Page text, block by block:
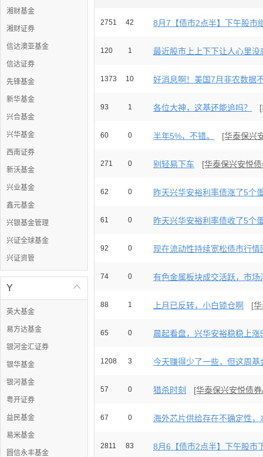
湘财基金
湘财证券
信达澳亚基金
信达证券
先锋基金
新华基金
兴合基金
兴华基金
西南证券
新沃基金
兴业基金
鑫元基金
兴银基金管理
兴证全球基金
兴证资管

Y
英大基金
易方达基金
银河金汇证券
银华基金
银河基金
粤开证券
益民基金
易米基金
圆信永丰基金
2751 42 8月7【债市2点半】下午股市
120 1 最近股市上上下下让人心里没
1373 10 好消息啊！美国7月非农数据
93 1 各位大神，这基还能追吗？
60 0 半年5%，不错。 [华泰保兴
271 0 别轻易下车 [华泰保兴安悦
62 0 昨天兴华安裕利率债涨了5个
61 0 昨天兴华安裕利率债收了5个
92 0 现在流动性持续宽松债市行情
74 0 有色金属板块成交活跃，市场
88 1 上月已反转，小白锁仓啊 [
65 0 晨起看盘，兴华安裕稳稳上涨
1208 3 今天赚得少了一些，但这周基
57 0 猎杀时刻 [华泰保兴安悦债
67 0 海外芯片供给存在不确定性，
2811 83 8月6【债市2点半】下午股市